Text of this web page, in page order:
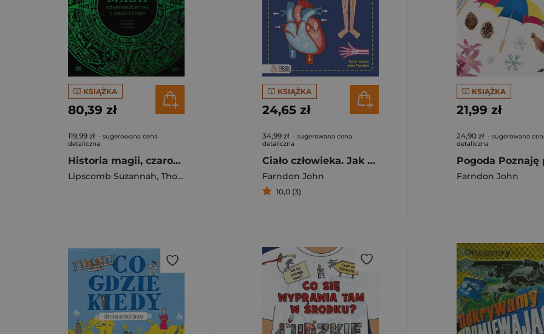
KSIĄŻKA
80,39 zł
119,99 zł - sugerowana cena
detaliczna
Historia magii, czarodziejstwa i okultyzmu
Lipscomb Suzannah, Thomas Cussans Page Sophie,Farndon John Key Ann
KSIĄŻKA
24,65 zł
34,99 zł - sugerowana cena
detaliczna
Ciało człowieka. Jak działa twój organizm
Farndon John
10,0 (3)
KSIĄŻKA
21,99 zł
24,90 zł - sugerowana
detaliczna
Farndon John